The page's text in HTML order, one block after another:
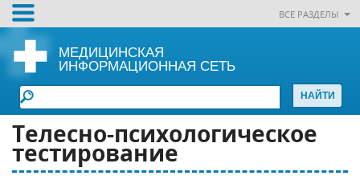
ВСЕ РАЗДЕЛЫ
МЕДИЦИНСКАЯ
ИНФОРМАЦИОННАЯ СЕТЬ
Телесно-психологическое
тестирование